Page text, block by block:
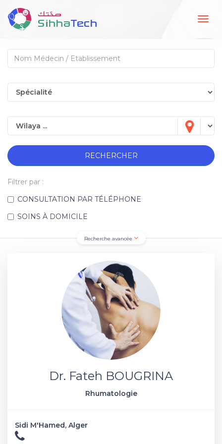
RECHERCHER
Filtrer par :
CONSULTATION PAR TÉLÉPHONE
SOINS À DOMICILE
Recherche avancée
Dr. Fateh BOUGRINA
Rhumatologie
Sidi M'Hamed, Alger